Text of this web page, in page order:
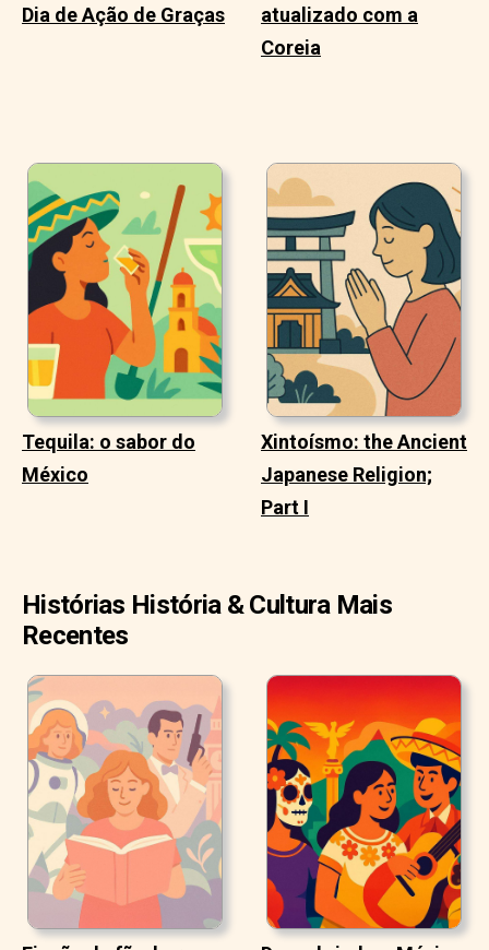
Dia de Ação de Graças
atualizado com a
Coreia
Tequila: o sabor do
México
Xintoísmo: the Ancient
Japanese Religion;
Part I
Histórias História & Cultura Mais
Recentes